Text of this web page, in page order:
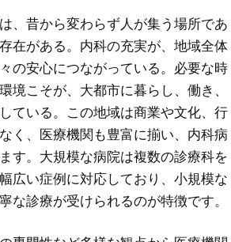
、昔から変わらず人が集う場所であ
在がある。内科の充実が、地域全体
の安心につながっている。必要な時
境こそが、大都市に暮らし、働き、
ている。この地域は商業や文化、行
く、医療機関も豊富に揃い、内科病
す。大規模な病院は複数の診療科を
広い症例に対応しており、小規模な
な診療が受けられるのが特徴です。